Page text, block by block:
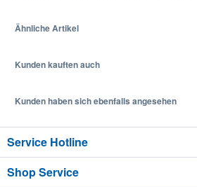
Ähnliche Artikel
Kunden kauften auch
Kunden haben sich ebenfalls angesehen
Service Hotline
Shop Service